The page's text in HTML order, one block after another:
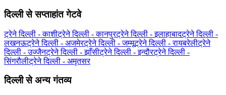
दिल्ली से सप्ताहांत गेटवे
ट्रेने दिल्ली - काशीट्रेने दिल्ली - कानपुरट्रेने दिल्ली - इलाहाबादट्रेने दिल्ली -
लखनऊट्रेने दिल्ली - अजमेरट्रेने दिल्ली - जम्मूट्रेने दिल्ली - रायबरेलीट्रेने
दिल्ली - उज्जैनट्रेने दिल्ली - झाँसीट्रेने दिल्ली - इन्दौरट्रेने दिल्ली -
सिंगरौलीट्रेने दिल्ली - अमृतसर
दिल्ली से अन्य गंतव्य